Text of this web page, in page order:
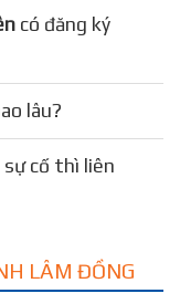
có đăng ký
lâu?
sự cố thì liên
LÂM ĐỒNG